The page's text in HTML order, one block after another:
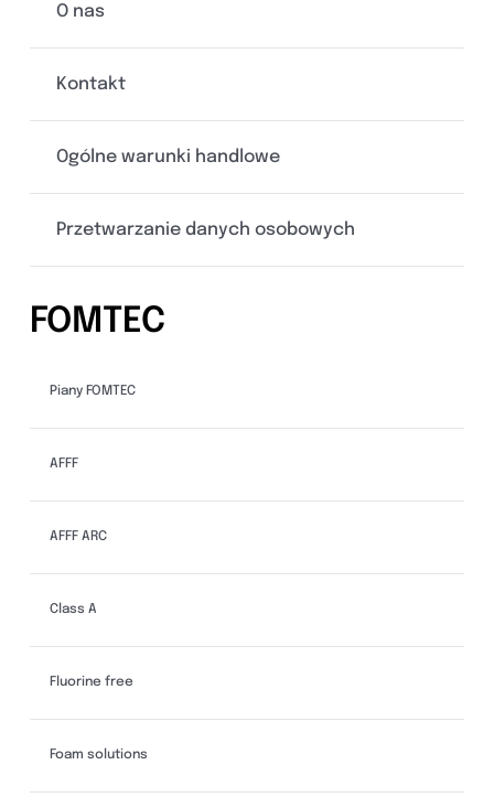
O nas
Kontakt
Ogólne warunki handlowe
Przetwarzanie danych osobowych
FOMTEC
Piany FOMTEC
AFFF
AFFF ARC
Class A
Fluorine free
Foam solutions